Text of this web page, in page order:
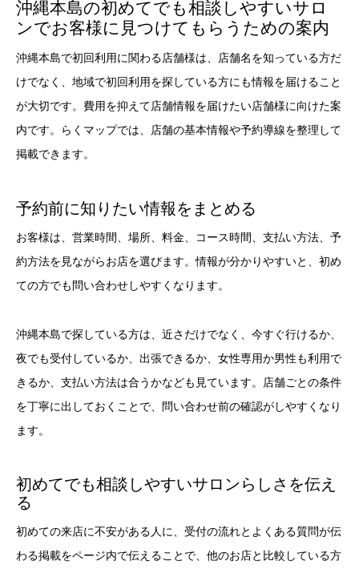
沖縄本島の初めてでも相談しやすいサロ
ンでお客様に見つけてもらうための案内
沖縄本島で初回利用に関わる店舗様は、店舗名を知っている方だ
けでなく、地域で初回利用を探している方にも情報を届けること
が大切です。費用を抑えて店舗情報を届けたい店舗様に向けた案
内です。らくマップでは、店舗の基本情報や予約導線を整理して
掲載できます。
予約前に知りたい情報をまとめる
お客様は、営業時間、場所、料金、コース時間、支払い方法、予
約方法を見ながらお店を選びます。情報が分かりやすいと、初め
ての方でも問い合わせしやすくなります。
沖縄本島で探している方は、近さだけでなく、今すぐ行けるか、
夜でも受付しているか、出張できるか、女性専用か男性も利用で
きるか、支払い方法は合うかなども見ています。店舗ごとの条件
を丁寧に出しておくことで、問い合わせ前の確認がしやすくなり
ます。
初めてでも相談しやすいサロンらしさを伝え
る
初めての来店に不安がある人に、受付の流れとよくある質問が伝
わる掲載をページ内で伝えることで、他のお店と比較している方